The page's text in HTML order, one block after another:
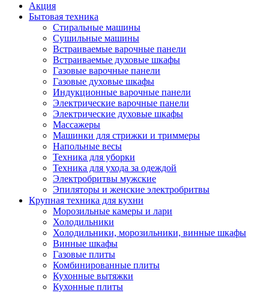
Акция
Бытовая техника
Стиральные машины
Сушильные машины
Встраиваемые варочные панели
Встраиваемые духовые шкафы
Газовые варочные панели
Газовые духовые шкафы
Индукционные варочные панели
Электрические варочные панели
Электрические духовые шкафы
Массажеры
Машинки для стрижки и триммеры
Напольные весы
Техника для уборки
Техника для ухода за одеждой
Электробритвы мужские
Эпиляторы и женские электробритвы
Крупная техника для кухни
Морозильные камеры и лари
Холодильники
Холодильники, морозильники, винные шкафы
Винные шкафы
Газовые плиты
Комбинированные плиты
Кухонные вытяжки
Кухонные плиты